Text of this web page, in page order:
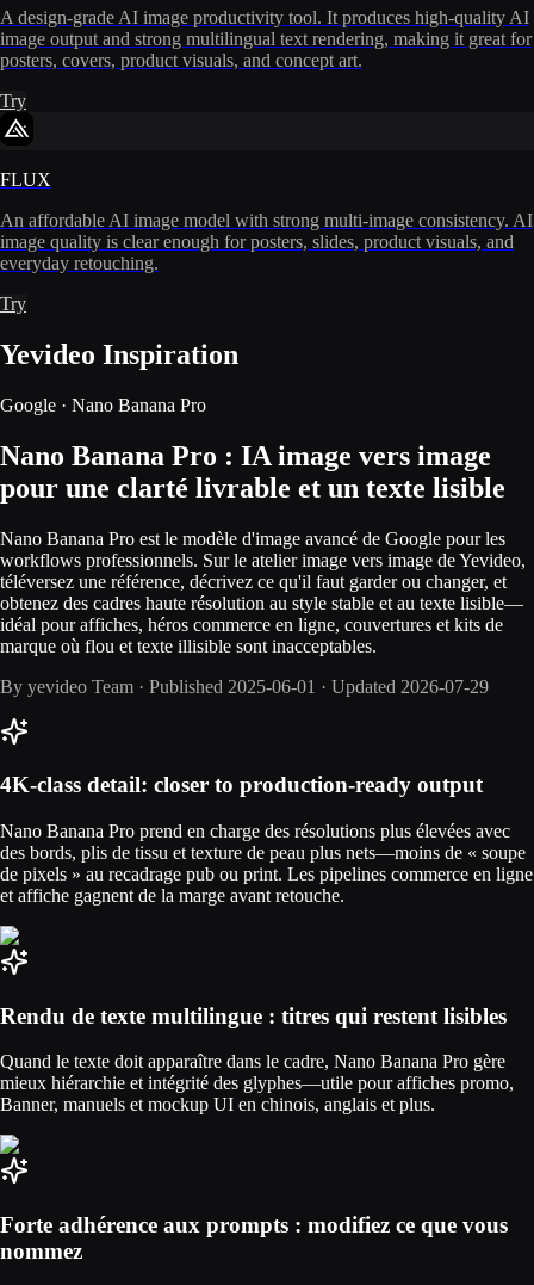
A design-grade AI image productivity tool. It produces high-quality AI
image output and strong multilingual text rendering, making it great for
posters, covers, product visuals, and concept art.
Try
FLUX
An affordable AI image model with strong multi-image consistency. AI
image quality is clear enough for posters, slides, product visuals, and
everyday retouching.
Try
Yevideo Inspiration
Google · Nano Banana Pro
Nano Banana Pro : IA image vers image
pour une clarté livrable et un texte lisible
Nano Banana Pro est le modèle d'image avancé de Google pour les
workflows professionnels. Sur le atelier image vers image de Yevideo,
téléversez une référence, décrivez ce qu'il faut garder ou changer, et
obtenez des cadres haute résolution au style stable et au texte lisible—
idéal pour affiches, héros commerce en ligne, couvertures et kits de
marque où flou et texte illisible sont inacceptables.
By yevideo Team · Published 2025-06-01 · Updated 2026-07-29
4K-class detail: closer to production-ready output
Nano Banana Pro prend en charge des résolutions plus élevées avec
des bords, plis de tissu et texture de peau plus nets—moins de « soupe
de pixels » au recadrage pub ou print. Les pipelines commerce en ligne
et affiche gagnent de la marge avant retouche.
Rendu de texte multilingue : titres qui restent lisibles
Quand le texte doit apparaître dans le cadre, Nano Banana Pro gère
mieux hiérarchie et intégrité des glyphes—utile pour affiches promo,
Banner, manuels et mockup UI en chinois, anglais et plus.
Forte adhérence aux prompts : modifiez ce que vous
nommez